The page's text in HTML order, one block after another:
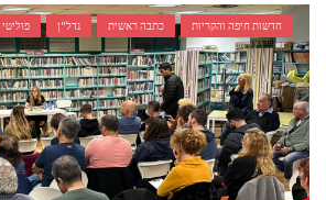
חדשות חיפה והקריות כתבה ראשית נדל"ן פוליטי